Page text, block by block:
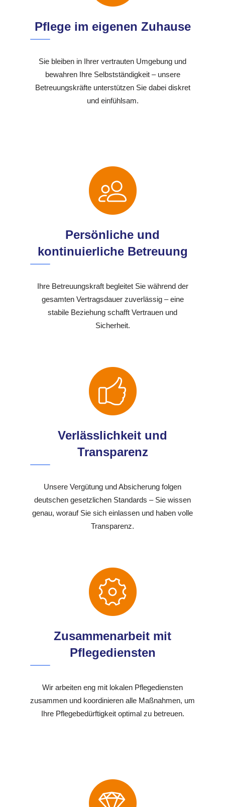
Pflege im eigenen Zuhause
Sie bleiben in Ihrer vertrauten Umgebung und
bewahren Ihre Selbstständigkeit – unsere
Betreuungskräfte unterstützen Sie dabei diskret
und einfühlsam.
Persönliche und
kontinuierliche Betreuung
Ihre Betreuungskraft begleitet Sie während der
gesamten Vertragsdauer zuverlässig – eine
stabile Beziehung schafft Vertrauen und
Sicherheit.
Verlässlichkeit und
Transparenz
Unsere Vergütung und Absicherung folgen
deutschen gesetzlichen Standards – Sie wissen
genau, worauf Sie sich einlassen und haben volle
Transparenz.
Zusammenarbeit mit
Pflegediensten
Wir arbeiten eng mit lokalen Pflegediensten
zusammen und koordinieren alle Maßnahmen, um
Ihre Pflegebedürftigkeit optimal zu betreuen.